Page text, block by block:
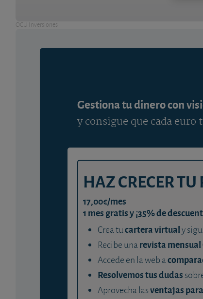
OCU Inversiones
Gestiona tu dinero con
y consigue que cada euro
HAZ CRECER
17,00€/mes
1 mes gratis y ¡35% de
Crea tucartera virtualy
Recibe unarevista mensual
Accede en la web a
Resolvemos tus dudas
Aprovecha lasventajas